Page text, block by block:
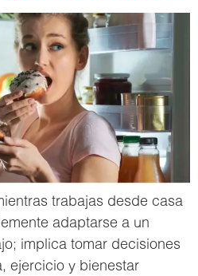
trabajas desde casa
adaptarse a un
implica tomar decisiones
ejercicio y bienestar